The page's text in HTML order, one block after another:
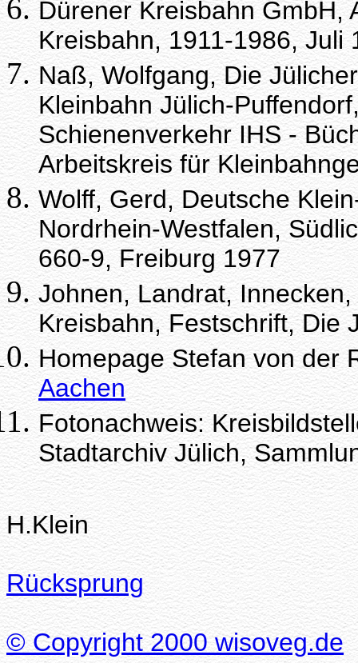
Dürener Kreisbahn GmbH,
Kreisbahn, 1911-1986, Juli
Naß, Wolfgang, Die
Kleinbahn Jülich-
Schienenverkehr IHS -
Arbeitskreis für
Wolff, Gerd, Deutsche
Nordrhein-Westfalen,
660-9, Freiburg 1977
Johnen, Landrat,
Kreisbahn, Festschrift, Die
Homepage Stefan von der
Aachen
Fotonachweis:
Stadtarchiv Jülich,
H.Klein
Rücksprung
© Copyright 2000 wisoveg.de